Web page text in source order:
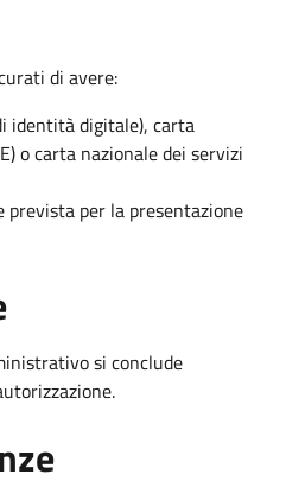
di avere:
identità digitale), carta
o carta nazionale dei servizi
per la presentazione
si conclude